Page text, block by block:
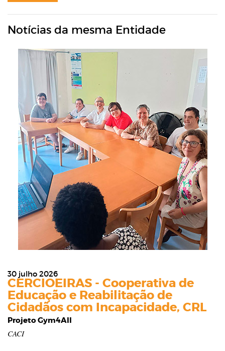
Notícias da mesma Entidade
30 julho 2026
CERCIOEIRAS - Cooperativa de
Educação e Reabilitação de
Cidadãos com Incapacidade, CRL
Projeto Gym4All
CACI